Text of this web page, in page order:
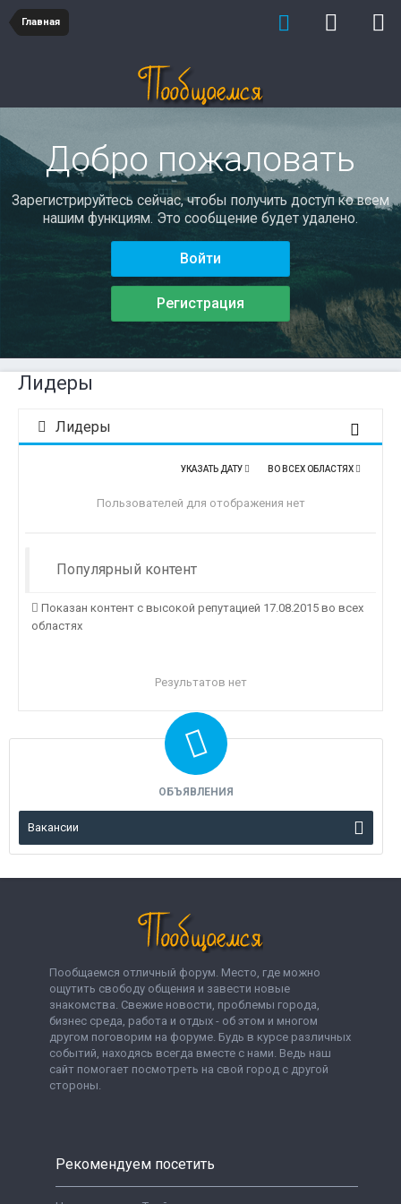
Главная
Добро пожаловать
Зарегистрируйтесь сейчас, чтобы получить доступ ко всем
нашим функциям. Это сообщение будет удалено.
Войти
Регистрация
Лидеры
Лидеры
ВО ВСЕХ ОБЛАСТЯХ
УКАЗАТЬ ДАТУ
Пользователей для отображения нет
Популярный контент
Показан контент с высокой репутацией 17.08.2015 во всех
областях
Результатов нет
ОБЪЯВЛЕНИЯ
Вакансии
Пообщаемся отличный форум. Место, где можно
ощутить свободу общения и завести новые
знакомства. Свежие новости, проблемы города,
бизнес среда, работа и отдых - об этом и многом
другом поговорим на форуме. Будь в курсе различных
событий, находясь всегда вместе с нами. Ведь наш
сайт помогает посмотреть на свой город с другой
стороны.
Рекомендуем посетить